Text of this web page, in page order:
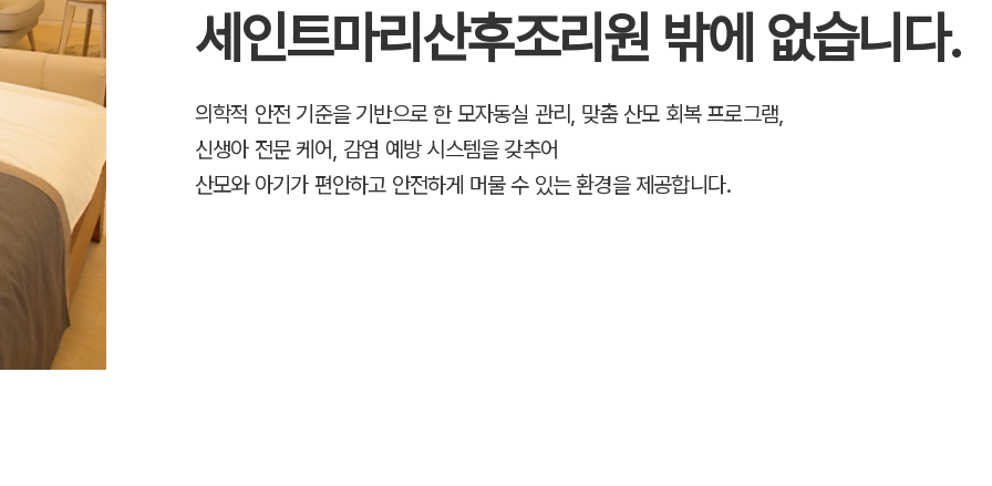
세인트마리산후조리원 밖에 없습니다.
의학적 안전 기준을 기반으로 한 모자동실 관리, 맞춤 산모 회복 프로그램,
신생아 전문 케어, 감염 예방 시스템을 갖추어
산모와 아기가 편안하고 안전하게 머물 수 있는 환경을 제공합니다.